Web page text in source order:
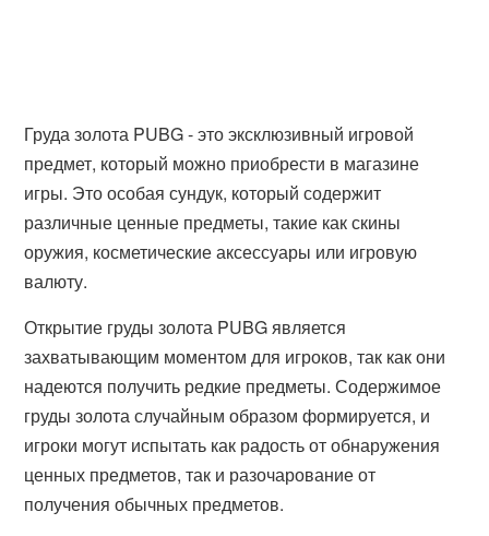
Груда золота PUBG - это эксклюзивный игровой
предмет, который можно приобрести в магазине
игры. Это особая сундук, который содержит
различные ценные предметы, такие как скины
оружия, косметические аксессуары или игровую
валюту.
Открытие груды золота PUBG является
захватывающим моментом для игроков, так как они
надеются получить редкие предметы. Содержимое
груды золота случайным образом формируется, и
игроки могут испытать как радость от обнаружения
ценных предметов, так и разочарование от
получения обычных предметов.